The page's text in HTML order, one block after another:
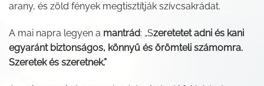
arany, és zöld fények megtisztítják szívcsakrádat.
A mai napra legyen a mantrád: „Szeretetet adni és kani
egyaránt biztonságos, könnyű és örömteli számomra.
Szeretek és szeretnek.”